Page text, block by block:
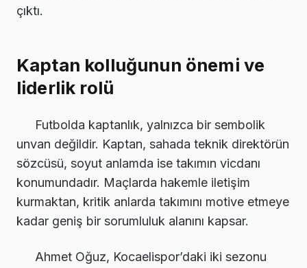
çıktı.
Kaptan kolluğunun önemi ve
liderlik rolü
Futbolda kaptanlık, yalnızca bir sembolik
unvan değildir. Kaptan, sahada teknik direktörün
sözcüsü, soyut anlamda ise takımın vicdanı
konumundadır. Maçlarda hakemle iletişim
kurmaktan, kritik anlarda takımını motive etmeye
kadar geniş bir sorumluluk alanını kapsar.
Ahmet Oğuz, Kocaelispor’daki iki sezonu